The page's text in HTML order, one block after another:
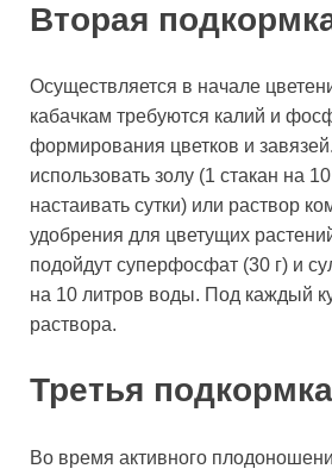
Вторая
Осуществляется в начале
кабачкам требуются калий и
формирования цветков и
использовать золу (1 стакан на
настаивать сутки) или раствор
удобрения для цветущих
подойдут суперфосфат (30 г) и
на 10 литров воды. Под каждый
раствора.
Третья подкормка
Во время активного